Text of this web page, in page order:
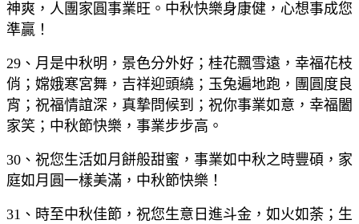
神爽，人團家圓事業旺。中秋快樂身康健，心想事成您
準贏！
29、月是中秋明，景色分外好；桂花飄雪遠，幸福花枝
俏；嫦娥寒宮舞，吉祥迎頭繞；玉兔遍地跑，團圓度良
宵；祝福情誼深，真摯問候到；祝你事業如意，幸福闔
家笑；中秋節快樂，事業步步高。
30、祝您生活如月餅般甜蜜，事業如中秋之時豐碩，家
庭如月圓一樣美滿，中秋節快樂！
31、時至中秋佳節，祝您生意日進斗金，如火如荼；生